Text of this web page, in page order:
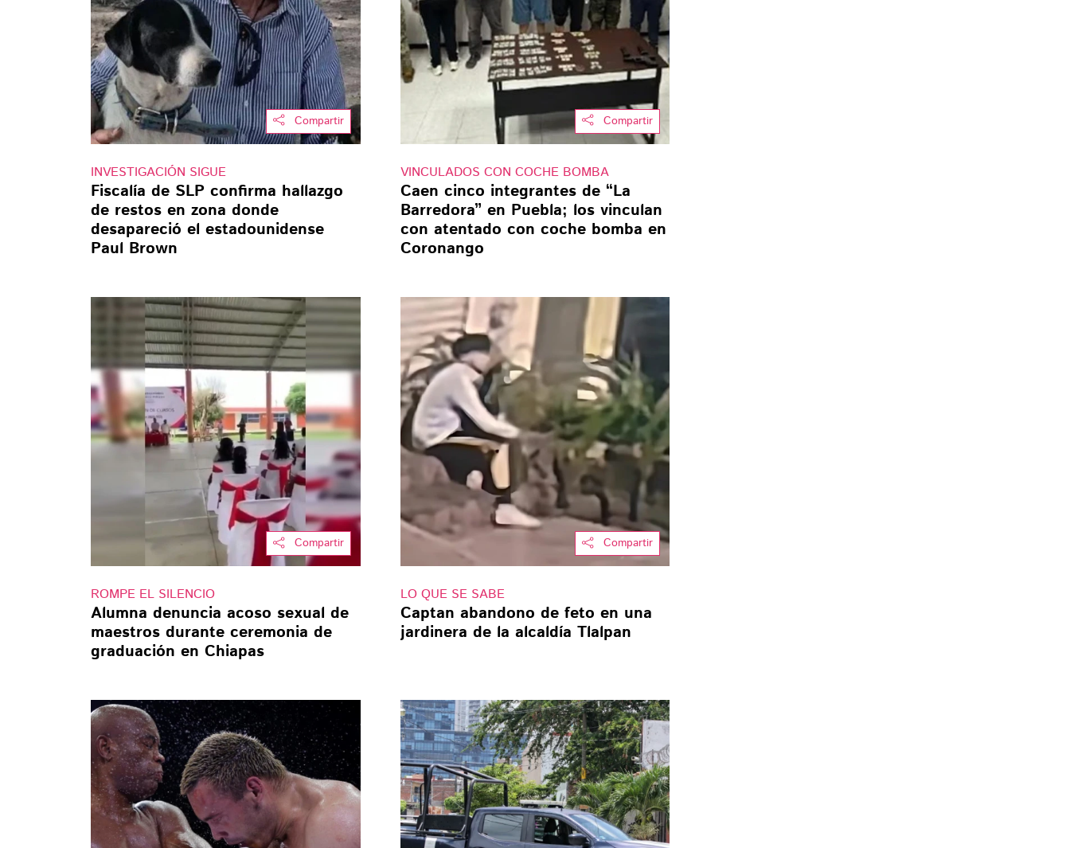
Compartir
INVESTIGACIÓN SIGUE
Fiscalía de SLP confirma hallazgo
de restos en zona donde
desapareció el estadounidense
Paul Brown
Compartir
VINCULADOS CON COCHE BOMBA
Caen cinco integrantes de “La
Barredora” en Puebla; los vinculan
con atentado con coche bomba en
Coronango
Compartir
ROMPE EL SILENCIO
Alumna denuncia acoso sexual de
maestros durante ceremonia de
graduación en Chiapas
Compartir
LO QUE SE SABE
Captan abandono de feto en una
jardinera de la alcaldía Tlalpan